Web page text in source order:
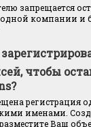
запрещается
компании и
чтобы
регистрация
именами.
Ваш